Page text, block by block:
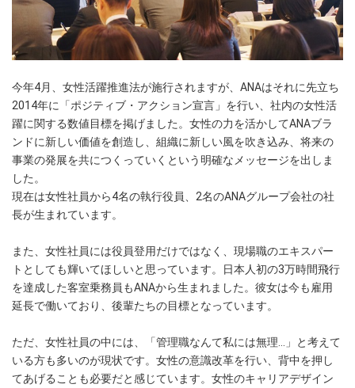
今年4月、女性活躍推進法が施行されますが、ANAはそれに先立ち
2014年に「ポジティブ・アクション宣言」を行い、社内の女性活
躍に関する数値目標を掲げました。女性の力を活かしてANAブラ
ンドに新しい価値を創造し、組織に新しい風を吹き込み、将来の
事業の発展を共につくっていくという明確なメッセージを出しま
した。
現在は女性社員から4名の執行役員、2名のANAグループ会社の社
長が生まれています。
また、女性社員には役員登用だけではなく、現場職のエキスパー
トとしても輝いてほしいと思っています。日本人初の3万時間飛行
を達成した客室乗務員もANAから生まれました。彼女は今も雇用
延長で働いており、後輩たちの目標となっています。
ただ、女性社員の中には、「管理職なんて私には無理…」と考えて
いる方も多いのが現状です。女性の意識改革を行い、背中を押し
てあげることも必要だと感じています。女性のキャリアデザイン